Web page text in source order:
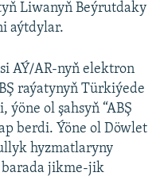
Liwanyň Beýrutdaky
aýtdylar.
AÝ/AR-nyň elektron
raýatynyň Türkiýede
ol şahsyň “ABŞ
berdi. Ýöne ol Döwlet
hyzmatlaryny
barada jikme-jik